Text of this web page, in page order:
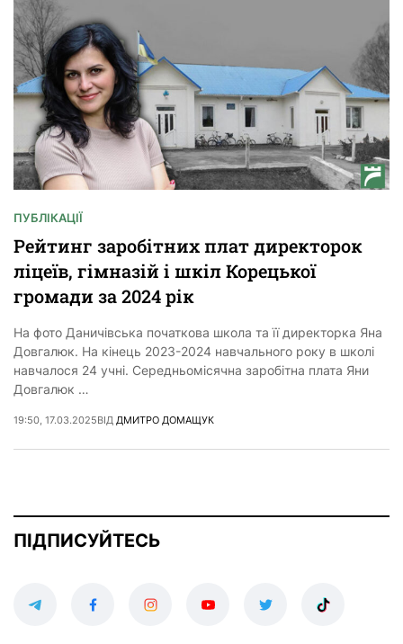
ПУБЛІКАЦІЇ
Рейтинг заробітних плат директорок
ліцеїв, гімназій і шкіл Корецької
громади за 2024 рік
На фото Даничівська початкова школа та її директорка Яна
Довгалюк. На кінець 2023-2024 навчального року в школі
навчалося 24 учні. Середньомісячна заробітна плата Яни
Довгалюк …
19:50, 17.03.2025ВІД ДМИТРО ДОМАЩУК
ПІДПИСУЙТЕСЬ